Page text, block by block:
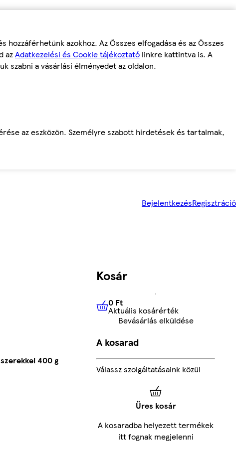
azokhoz. Az Összes elfogadása és az Összes
azAdatkezelési és Cookie tájékoztató linkre kattintva is. A
szabni a vásárlási élményedet az oldalon.
az eszközön. Személyre szabott hirdetések és tartalmak,
BejelentkezésRegisztráció
400 g
Kosár
0 FtAktuális kosárérték
0 Ft
Aktuális kosárérték
Bevásárlás elküldése
A kosarad
Válassz szolgáltatásaink közül
Üres kosár
A kosaradba helyezett termékek
itt fognak megjelenni